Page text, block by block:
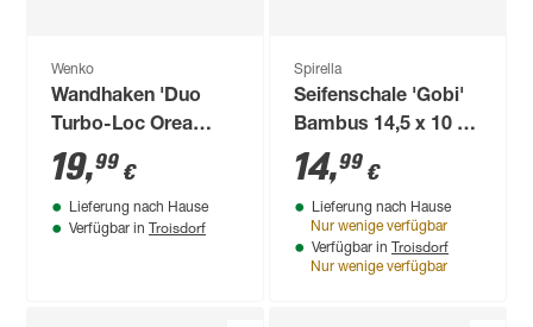
Wenko
Wandhaken 'Duo
Turbo-Loc Orea
Bamboo'
bambus/schwarz 10
x 4,5 x 6,5 cm
19,99 €
Lieferung nach Hause
Verfügbar in Troisdorf
Spirella
Seifenschale 'Gobi'
Bambus 14,5 x 10 x
3 cm
14,99 €
Lieferung nach Hause
Nur wenige verfügbar
Verfügbar in Troisdorf
Nur wenige verfügbar